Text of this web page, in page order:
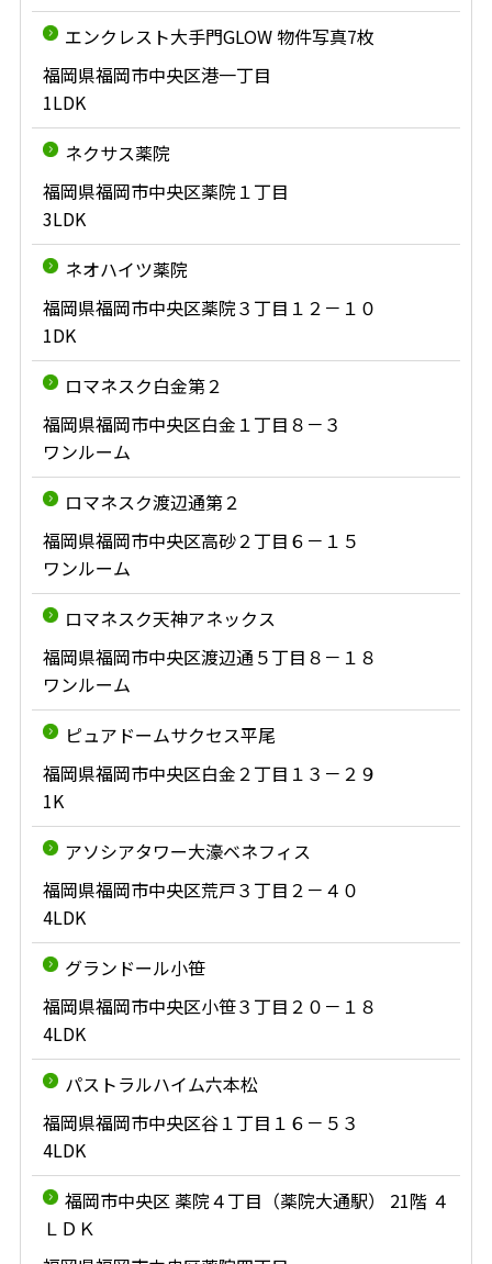
エンクレスト大手門GLOW 物件写真7枚
福岡県福岡市中央区港一丁目
1LDK
ネクサス薬院
福岡県福岡市中央区薬院１丁目
3LDK
ネオハイツ薬院
福岡県福岡市中央区薬院３丁目１２－１０
1DK
ロマネスク白金第２
福岡県福岡市中央区白金１丁目８－３
ワンルーム
ロマネスク渡辺通第２
福岡県福岡市中央区高砂２丁目６－１５
ワンルーム
ロマネスク天神アネックス
福岡県福岡市中央区渡辺通５丁目８－１８
ワンルーム
ピュアドームサクセス平尾
福岡県福岡市中央区白金２丁目１３－２９
1K
アソシアタワー大濠ベネフィス
福岡県福岡市中央区荒戸３丁目２－４０
4LDK
グランドール小笹
福岡県福岡市中央区小笹３丁目２０－１８
4LDK
パストラルハイム六本松
福岡県福岡市中央区谷１丁目１６－５３
4LDK
福岡市中央区 薬院４丁目（薬院大通駅） 21階 ４
ＬＤＫ